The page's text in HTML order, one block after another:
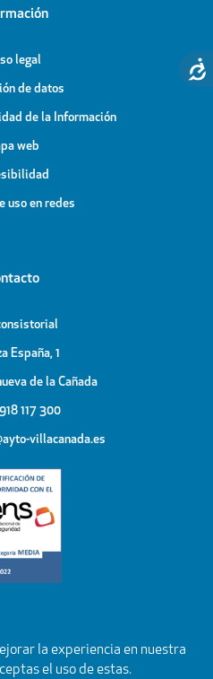
legal
de datos
de la Información
web
uso en redes
España, 1
de la Cañada
117 300
villacanada.es